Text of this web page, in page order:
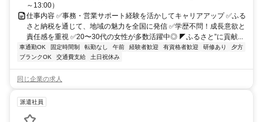
～13:00）
仕事内容 ✅事務・営業サポート経験を活かしてキャリアアップ ✅ふる
さと納税を通じて、地域の魅力を全国に発信 ✅学歴不問！成長意欲と
責任感を重視 ✅20〜30代の女性が多数活躍中◎ ◤ふるさと”に貢献...
車通勤OK 固定時間制 転勤なし 午前 経験者歓迎 有資格者歓迎 研修あり
夕方
ブランクOK
交通費支給 土日祝休み
同じ企業の求人
派遣社員